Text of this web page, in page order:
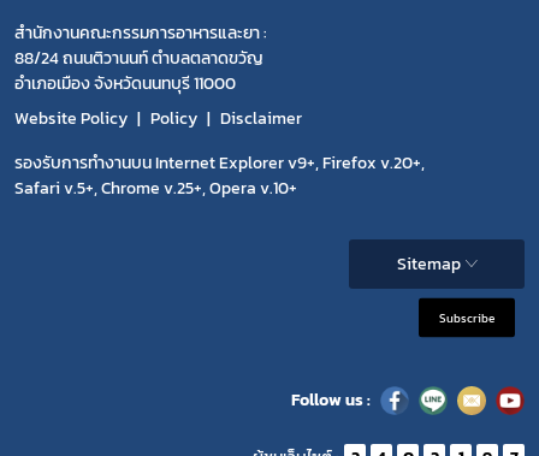
สำนักงานคณะกรรมการอาหารและยา :
88/24 ถนนติวานนท์ ตำบลตลาดขวัญ
อำเภอเมือง จังหวัดนนทบุรี 11000
Website Policy
Policy
Disclaimer
รองรับการทำงานบน Internet Explorer v9+, Firefox v.20+,
Safari v.5+, Chrome v.25+, Opera v.10+
Sitemap
Subscribe
Follow us :